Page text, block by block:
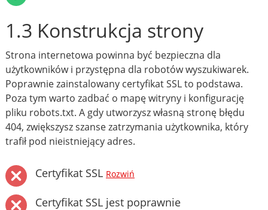
1.3 Konstrukcja strony
Strona internetowa powinna być bezpieczna dla
użytkowników i przystępna dla robotów wyszukiwarek.
Poprawnie zainstalowany certyfikat SSL to podstawa.
Poza tym warto zadbać o mapę witryny i konfigurację
pliku robots.txt. A gdy utworzysz własną stronę błędu
404, zwiększysz szanse zatrzymania użytkownika, który
trafił pod nieistniejący adres.
Certyfikat SSL Rozwiń
Certyfikat SSL jest poprawnie